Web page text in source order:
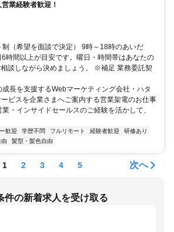
業経験者歓迎！
（希望を面談で決定） 9時～18時のあいだ
時間以上が目安です。曜日・時間帯はあなたの
談しながら決めましょう。 ※補足 業務委託契
長を支援するWebマーケティング会社・ハタ
ビスを企業さまへご案内する営業架電のお仕事
・インサイドセールスのご経験を活かして、
歓迎 学歴不問 フルリモート 経験者歓迎
研修あり
由 髪型・髪色自由
1 2 3 4 5 次へ
件の新着求人を受け取る